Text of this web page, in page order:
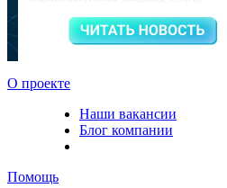
О проекте
Наши вакансии
Блог компании
Помощь